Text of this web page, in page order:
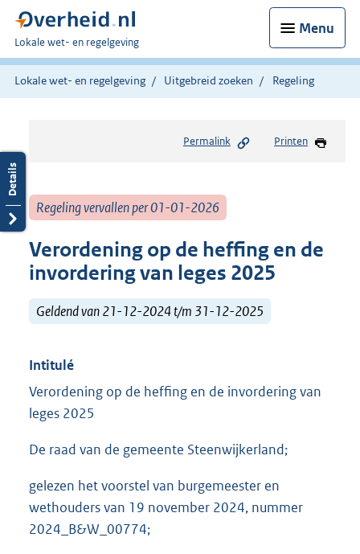
Menu
U
bent
hier:
Lokale wet- en regelgeving
Lokale wet- en regelgeving Uitgebreid zoeken Regeling
Permalink Printen
Regeling vervallen per 01-01-2026
Verordening op de heffing en de
invordering van leges 2025
Geldend van 21-12-2024 t/m 31-12-2025
Intitulé
Verordening op de heffing en de invordering van
leges 2025
De raad van de gemeente Steenwijkerland;
gelezen het voorstel van burgemeester en
wethouders van 19 november 2024, nummer
2024_B&W_00774;